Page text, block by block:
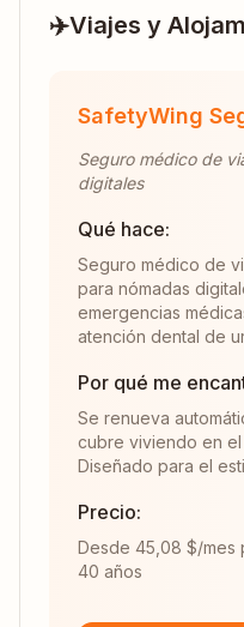
✈️Viajes y
SafetyWing
Seguro médico de
digitales
Qué hace:
Seguro médico de
para nómadas
emergencias
atención dental de
Por qué me
Se renueva
cubre viviendo en
Diseñado para el
Precio:
Desde 45,08 $/mes
40 años